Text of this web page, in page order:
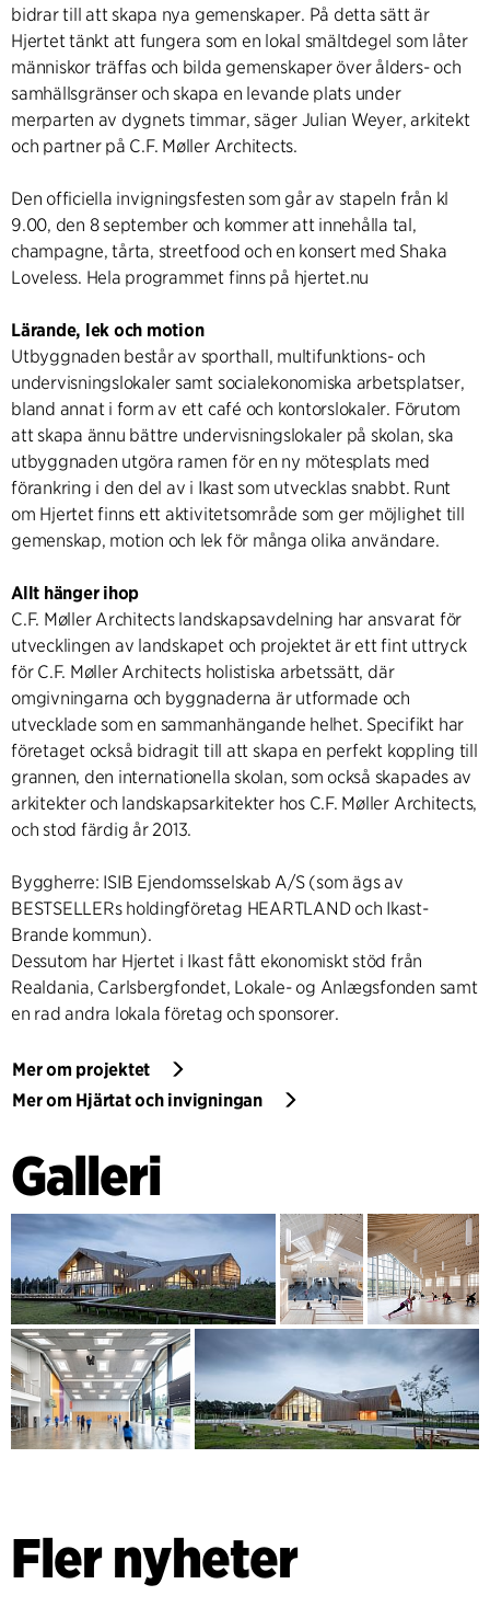
bidrar till att skapa nya gemenskaper. På detta sätt är
Hjertet tänkt att fungera som en lokal smältdegel som låter
människor träffas och bilda gemenskaper över ålders- och
samhällsgränser och skapa en levande plats under
merparten av dygnets timmar, säger Julian Weyer, arkitekt
och partner på C.F. Møller Architects.
Den officiella invigningsfesten som går av stapeln från kl
9.00, den 8 september och kommer att innehålla tal,
champagne, tårta, streetfood och en konsert med Shaka
Loveless. Hela programmet finns på hjertet.nu
Lärande, lek och motion
Utbyggnaden består av sporthall, multifunktions- och
undervisningslokaler samt socialekonomiska arbetsplatser,
bland annat i form av ett café och kontorslokaler. Förutom
att skapa ännu bättre undervisningslokaler på skolan, ska
utbyggnaden utgöra ramen för en ny mötesplats med
förankring i den del av i Ikast som utvecklas snabbt. Runt
om Hjertet finns ett aktivitetsområde som ger möjlighet till
gemenskap, motion och lek för många olika användare.
Allt hänger ihop
C.F. Møller Architects landskapsavdelning har ansvarat för
utvecklingen av landskapet och projektet är ett fint uttryck
för C.F. Møller Architects holistiska arbetssätt, där
omgivningarna och byggnaderna är utformade och
utvecklade som en sammanhängande helhet. Specifikt har
företaget också bidragit till att skapa en perfekt koppling till
grannen, den internationella skolan, som också skapades av
arkitekter och landskapsarkitekter hos C.F. Møller Architects,
och stod färdig år 2013.
Byggherre: ISIB Ejendomsselskab A/S (som ägs av
BESTSELLERs holdingföretag HEARTLAND och Ikast-
Brande kommun).
Dessutom har Hjertet i Ikast fått ekonomiskt stöd från
Realdania, Carlsbergfondet, Lokale- og Anlægsfonden samt
en rad andra lokala företag och sponsorer.
Mer om projektet
Mer om Hjärtat och invigningan
Galleri
Fler nyheter